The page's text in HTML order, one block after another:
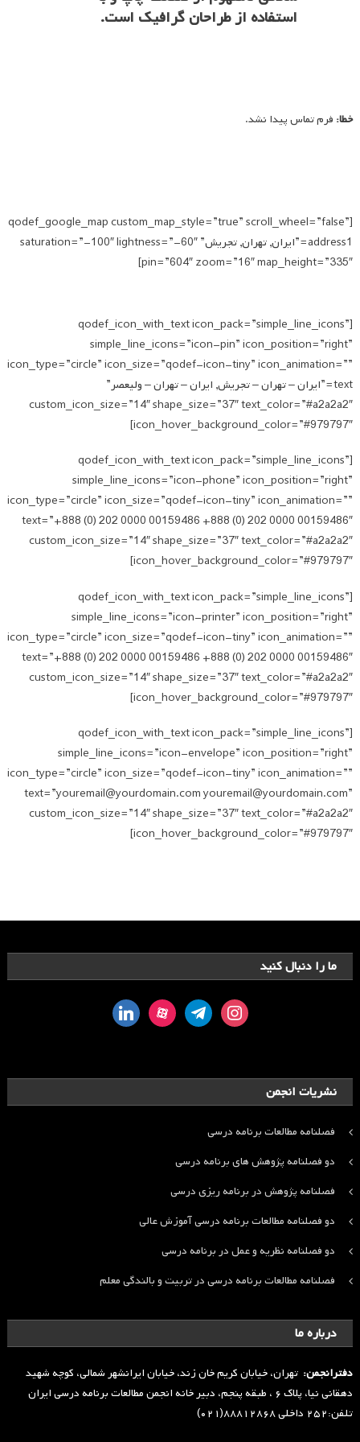
استفاده از طراحان گرافیک است.
خطا: فرم تماس پیدا نشد.
[qodef_google_map custom_map_style=”true” scroll_wheel=”false”
address1=”ایران, تهران, تجریش” saturation=”-100″ lightness=”-60″
pin=”604″ zoom=”16″ map_height=”335″]
[qodef_icon_with_text icon_pack=”simple_line_icons”
simple_line_icons=”icon-pin” icon_position=”right”
icon_type=”circle” icon_size=”qodef-icon-tiny” icon_animation=””
text=”ایران – تهران – تجریش, ایران – تهران – ولیعصر”
custom_icon_size=”14″ shape_size=”37″ text_color=”#a2a2a2″
icon_hover_background_color=”#979797″]
[qodef_icon_with_text icon_pack=”simple_line_icons”
simple_line_icons=”icon-phone” icon_position=”right”
icon_type=”circle” icon_size=”qodef-icon-tiny” icon_animation=””
text=”+888 (0) 202 0000 00159486 +888 (0) 202 0000 00159486″
custom_icon_size=”14″ shape_size=”37″ text_color=”#a2a2a2″
icon_hover_background_color=”#979797″]
[qodef_icon_with_text icon_pack=”simple_line_icons”
simple_line_icons=”icon-printer” icon_position=”right”
icon_type=”circle” icon_size=”qodef-icon-tiny” icon_animation=””
text=”+888 (0) 202 0000 00159486 +888 (0) 202 0000 00159486″
custom_icon_size=”14″ shape_size=”37″ text_color=”#a2a2a2″
icon_hover_background_color=”#979797″]
[qodef_icon_with_text icon_pack=”simple_line_icons”
simple_line_icons=”icon-envelope” icon_position=”right”
icon_type=”circle” icon_size=”qodef-icon-tiny” icon_animation=””
text=”youremail@yourdomain.com youremail@yourdomain.com”
custom_icon_size=”14″ shape_size=”37″ text_color=”#a2a2a2″
icon_hover_background_color=”#979797″]
ما را دنبال کنید
instagram
telegram
aparat
linkedin
نشریات انجمن
فصلنامه مطالعات برنامه درسی
دو فصلنامه پژوهش های برنامه درسی
فصلنامه پژوهش در برنامه ریزی درسی
دو فصلنامه مطالعات برنامه درسی آموزش عالی
دو فصلنامه نظریه و عمل در برنامه درسی
فصلنامه مطالعات برنامه درسی در تربیت و بالندگی معلم
درباره ما
دفترانجمن: تهران، خیابان کریم خان زند، خیابان ایرانشهر شمالی، کوچه شهید
دهقانی نیا، پلاک ۶ ، طبقه پنجم، دبیر خانه انجمن مطالعات برنامه درسی ایران
تلفن:۲۵۲ داخلی ۸۸۸۱۲۸۶۸(۰۲۱)